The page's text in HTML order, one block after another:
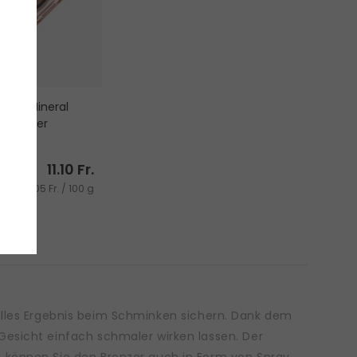
Mineral
Bronzer
11.10 Fr.
191.05 Fr. / 100 g
Ergebnis beim Schminken sichern. Dank dem
einfach schmaler wirken lassen. Der